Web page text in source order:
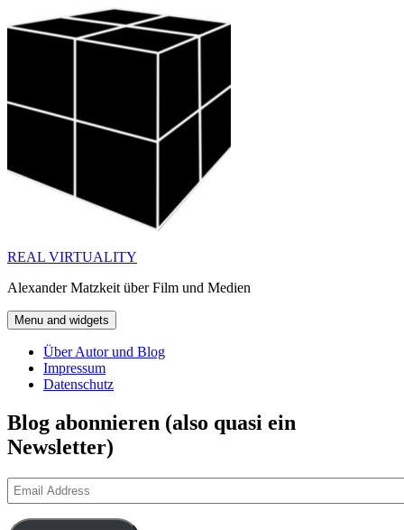
to
REAL VIRTUALITY
Alexander Matzkeit über Film und Medien
Menu and widgets
Über Autor und Blog
Impressum
Datenschutz
Blog abonnieren (also quasi ein
Newsletter)
Email
Address